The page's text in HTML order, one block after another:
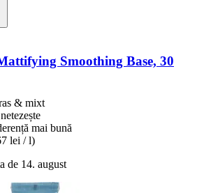
Smoothing Base, 30
& mixt
mai bună
lei / l)
de 14. august